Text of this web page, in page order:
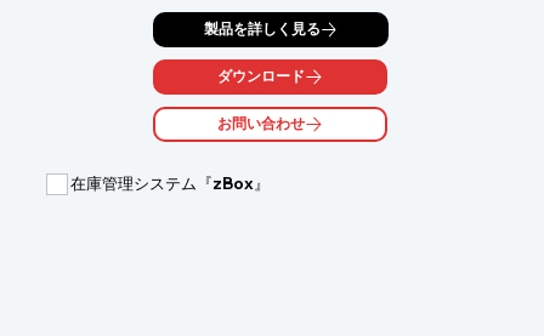
迅速・丁寧にサポート致します。
ご希望に合わせて、入庫エリア・場所指定もご対応致します。
持込みも大歓迎です。まずはお気軽にご相談くださいませ。
■対象：金型（金属・樹脂・ゴムetc）、機械、設備、製品在庫
■内容：金型保管・輸送・引取り・メンテナンス・廃棄・製品製
■エリア：日本全国（輸送は運送事業者が行います）
製品を詳しく見る
ダウンロード
お問い合わせ
在庫管理システム『zBox』